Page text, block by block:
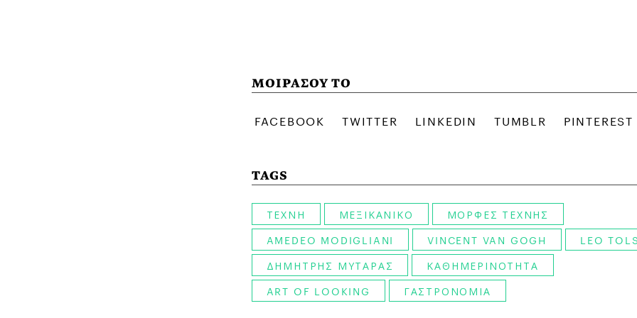
ΜΟΙΡΑΣΟΥ ΤΟ
TAGS
ΤΕΧΝΗ ΜΕΞΙΚΑΝΙΚΟ
ΜΟΡΦΕΣ ΤΕΧΝΗΣ
AMEDEO MODIGLIANI
VINCENT VAN GOGH
LEO
ΔΗΜΗΤΡΗΣ ΜΥΤΑΡΑΣ
ΚΑΘΗΜΕΡΙΝΟΤΗΤΑ
ART OF LOOKING
ΓΑΣΤΡΟΝΟΜΙΑ